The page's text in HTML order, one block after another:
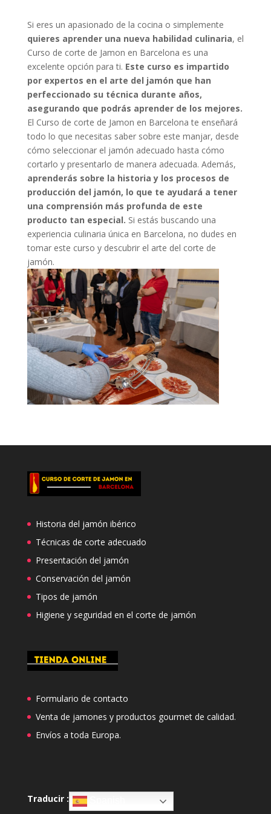
Si eres un apasionado de la cocina o simplemente
quieres aprender una nueva habilidad culinaria, el
Curso de corte de Jamon en Barcelona es una
excelente opción para ti. Este curso es impartido
por expertos en el arte del jamón que han
perfeccionado su técnica durante años,
asegurando que podrás aprender de los mejores.
El Curso de corte de Jamon en Barcelona te enseñará
todo lo que necesitas saber sobre este manjar, desde
cómo seleccionar el jamón adecuado hasta cómo
cortarlo y presentarlo de manera adecuada. Además,
aprenderás sobre la historia y los procesos de
producción del jamón, lo que te ayudará a tener
una comprensión más profunda de este
producto tan especial. Si estás buscando una
experiencia culinaria única en Barcelona, no dudes en
tomar este curso y descubrir el arte del corte de
jamón.
Historia del jamón ibérico
Técnicas de corte adecuado
Presentación del jamón
Conservación del jamón
Tipos de jamón
Higiene y seguridad en el corte de jamón
Formulario de contacto
Venta de jamones y productos gourmet de calidad.
Envíos a toda Europa.
Traducir : Spanish